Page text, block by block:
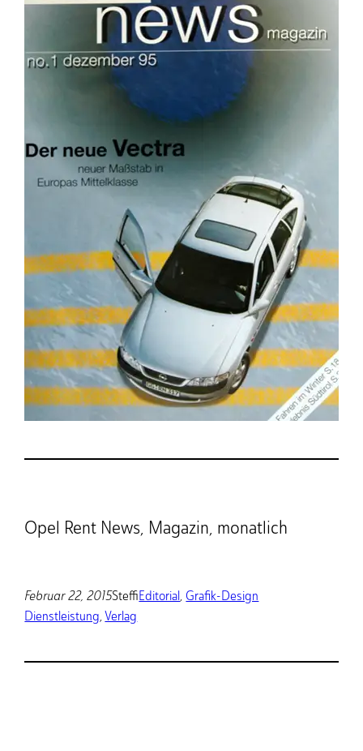
Opel Rent News, Magazin, monatlich
Februar 22, 2015SteffiEditorial, Grafik-Design
Dienstleistung, Verlag